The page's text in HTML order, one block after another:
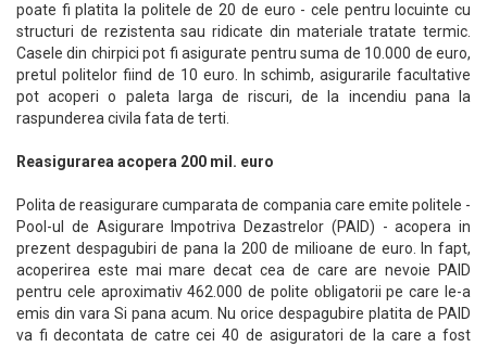
poate fi platita la politele de 20 de euro - cele pentru locuinte cu
structuri de rezistenta sau ridicate din materiale tratate termic.
Casele din chirpici pot fi asigurate pentru suma de 10.000 de euro,
pretul politelor fiind de 10 euro. In schimb, asigurarile facultative
pot acoperi o paleta larga de riscuri, de la incendiu pana la
raspunderea civila fata de terti.
Reasigurarea acopera 200 mil. euro
Polita de reasigurare cumparata de compania care emite politele -
Pool-ul de Asigurare Impotriva Dezastrelor (PAID) - acopera in
prezent despagubiri de pana la 200 de milioane de euro. In fapt,
acoperirea este mai mare decat cea de care are nevoie PAID
pentru cele aproximativ 462.000 de polite obligatorii pe care le-a
emis din vara Si pana acum. Nu orice despagubire platita de PAID
va fi decontata de catre cei 40 de asiguratori de la care a fost